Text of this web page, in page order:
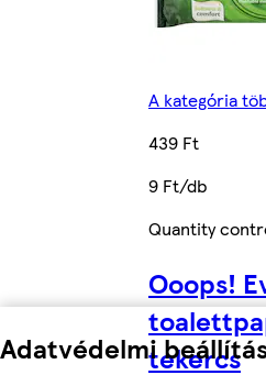
Adatvédelmi
A kategória
439 Ft
9 Ft/db
Quantity
Ooops!
tekercs